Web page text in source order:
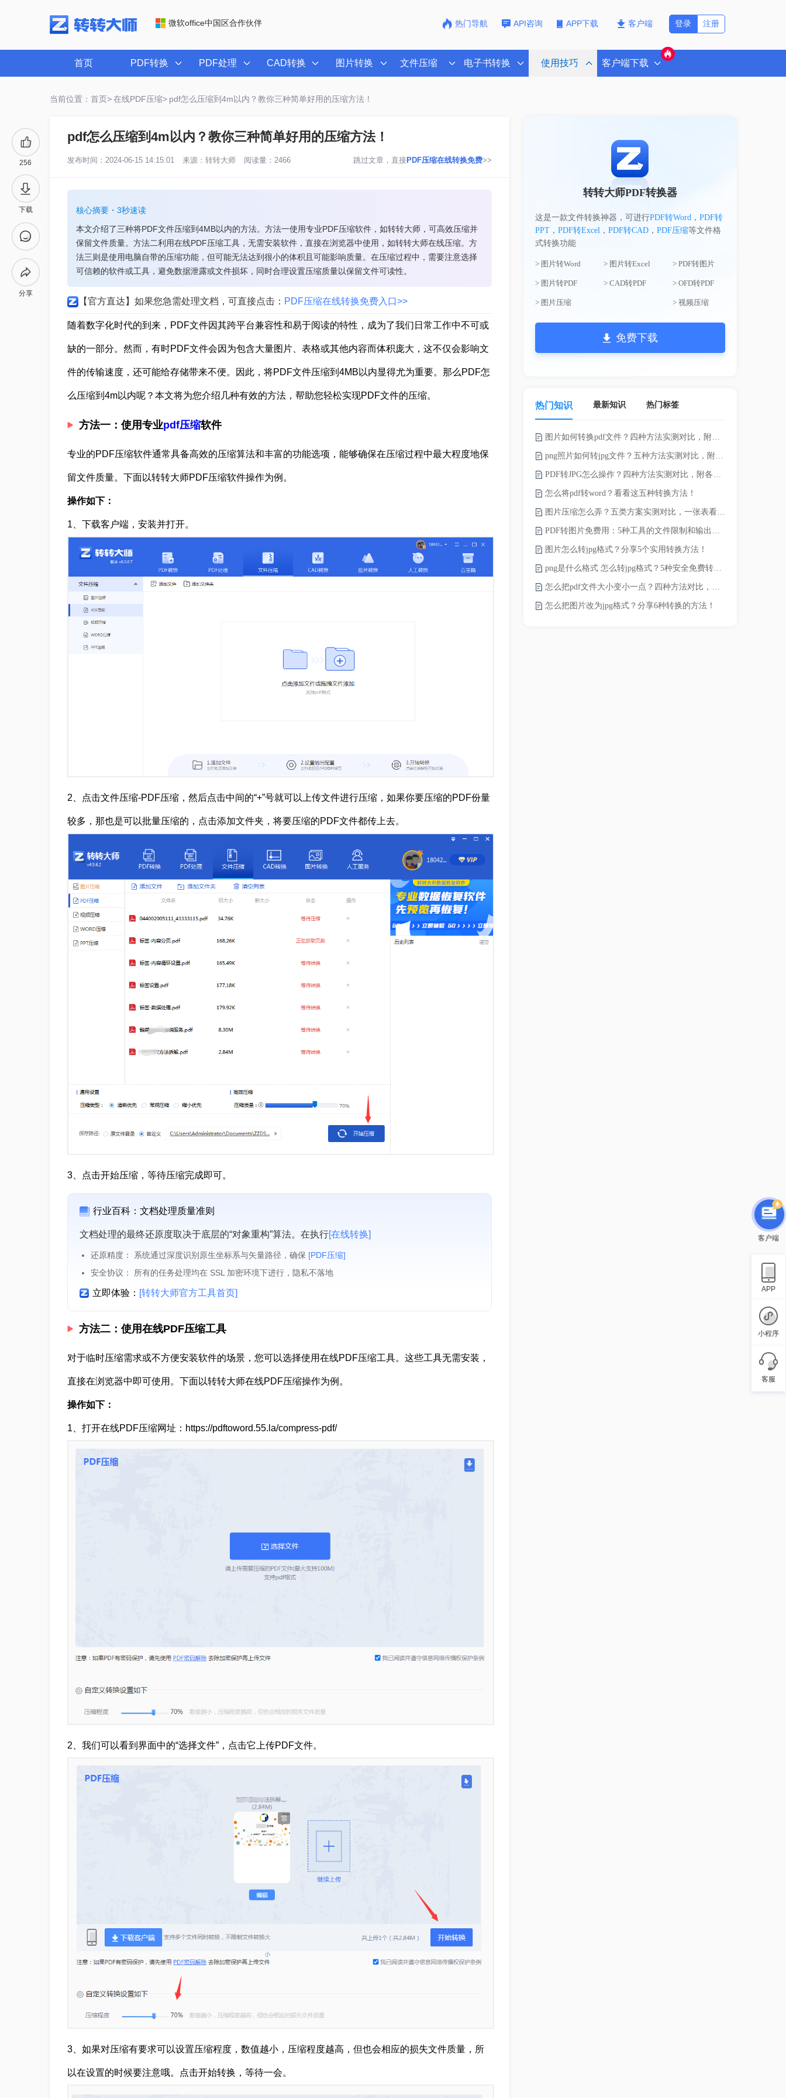
微软office中国区合作伙伴 热门导航 API咨询 APP下载 客户端 注册
登录
首页 PDF转换 PDF处理 CAD转换 图片转换 文件压缩 电子书转换 使用技巧 客户端下载
当前位置：首页> 在线PDF压缩> pdf怎么压缩到4m以内？教你三种简单好用的压缩方法！
256
下载
分享
pdf怎么压缩到4m以内？教你三种简单好用的压缩方法！
发布时间：2024-06-15 14:15:01 来源： 转转大师 阅读量：2466 跳过文章，直接PDF压缩在线转换免费>>
核心摘要・3秒速读
本文介绍了三种将PDF文件压缩到4MB以内的方法。方法一使用专业PDF压缩软件，如转转大师，可高效压缩并
保留文件质量。方法二利用在线PDF压缩工具，无需安装软件，直接在浏览器中使用，如转转大师在线压缩。方
法三则是使用电脑自带的压缩功能，但可能无法达到很小的体积且可能影响质量。在压缩过程中，需要注意选择
可信赖的软件或工具，避免数据泄露或文件损坏，同时合理设置压缩质量以保留文件可读性。
【官方直达】如果您急需处理文档，可直接点击： PDF压缩在线转换免费入口>>
随着数字化时代的到来，PDF文件因其跨平台兼容性和易于阅读的特性，成为了我们日常工作中不可或
缺的一部分。然而，有时PDF文件会因为包含大量图片、表格或其他内容而体积庞大，这不仅会影响文
件的传输速度，还可能给存储带来不便。因此，将PDF文件压缩到4MB以内显得尤为重要。那么PDF怎
么压缩到4m以内呢？本文将为您介绍几种有效的方法，帮助您轻松实现PDF文件的压缩。
方法一：使用专业pdf压缩软件
专业的PDF压缩软件通常具备高效的压缩算法和丰富的功能选项，能够确保在压缩过程中最大程度地保
留文件质量。下面以转转大师PDF压缩软件操作为例。
操作如下：
1、下载客户端，安装并打开。
2、点击文件压缩-PDF压缩，然后点击中间的“+”号就可以上传文件进行压缩，如果你要压缩的PDF份量
较多，那也是可以批量压缩的，点击添加文件夹，将要压缩的PDF文件都传上去。
3、点击开始压缩，等待压缩完成即可。
行业百科：文档处理质量准则
文档处理的最终还原度取决于底层的“对象重构”算法。在执行[在线转换]
还原精度： 系统通过深度识别原生坐标系与矢量路径，确保 [PDF压缩]
安全协议： 所有的任务处理均在 SSL 加密环境下进行，隐私不落地
立即体验： [转转大师官方工具首页]
方法二：使用在线PDF压缩工具
对于临时压缩需求或不方便安装软件的场景，您可以选择使用在线PDF压缩工具。这些工具无需安装，
直接在浏览器中即可使用。下面以转转大师在线PDF压缩操作为例。
操作如下：
1、打开在线PDF压缩网址：https://pdftoword.55.la/compress-pdf/
2、我们可以看到界面中的“选择文件”，点击它上传PDF文件。
3、如果对压缩有要求可以设置压缩程度，数值越小，压缩程度越高，但也会相应的损失文件质量，所
以在设置的时候要注意哦。点击开始转换，等待一会。
转转大师PDF转换器
这是一款文件转换神器，可进行PDF转Word， PDF转
PPT， PDF转Excel， PDF转CAD， PDF压缩等文件格
式转换功能
> 图片转Word > 图片转Excel > PDF转图片
> 图片转PDF > CAD转PDF > OFD转PDF
> 图片压缩 > 视频压缩
免费下载
热门知识 最新知识 热门标签
图片如何转换pdf文件？四种方法实测对比，附各场景最优选！
png照片如何转jpg文件？五种方法实测对比，附各场景最优选!！
PDF转JPG怎么操作？四种方法实测对比，附各场景最优选！
怎么将pdf转word？看看这五种转换方法！
图片压缩怎么弄？五类方案实测对比，一张表看懂怎么选！
PDF转图片免费用：5种工具的文件限制和输出质量对比！
图片怎么转jpg格式？分享5个实用转换方法！
png是什么格式 怎么转jpg格式？5种安全免费转换方法全解析！
怎么把pdf文件大小变小一点？四种方法对比，一看就懂！
怎么把图片改为jpg格式？分享6种转换的方法！
客户端
APP
小程序
客服